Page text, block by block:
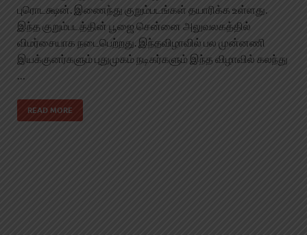
புரொடக்ஷன். இணைந்து குறும்படங்கள் தயாரிக்க உள்ளது.
இந்த குறும்படத்தின் பூஜை சென்னை அலுவலகத்தில்
விமர்சையாக நடைபெற்றது. இந்தவிழாவில் பல முன்னணி
இயக்குனர்களும் புதுமுகம் நடிகர்களும் இந்த விழாவில் கலந்து
READ MORE